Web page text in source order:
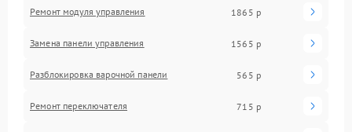
Ремонт модуля управления 1865 р
Замена панели управления 1565 р
Разблокировка варочной панели 565 р
Ремонт переключателя 715 р